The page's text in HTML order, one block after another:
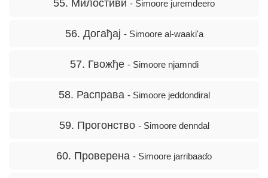
55. Милостиви - Simoore juremdeero
56. Догађај - Simoore al-waaki'a
57. Гвожђе - Simoore njamndi
58. Расправа - Simoore jeddondiral
59. Прогонство - Simoore denndal
60. Проверена - Simoore jarribaaɗo